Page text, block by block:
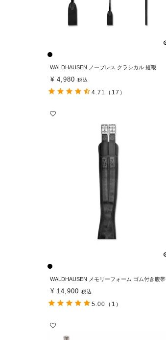
WALDHAUSEN ノーブレス クラシカル 短鞭
¥ 4,980 税込
4.71 （17）
WALDHAUSEN メモリーフォーム ゴム付き腹帯
¥ 14,900 税込
5.00 （1）